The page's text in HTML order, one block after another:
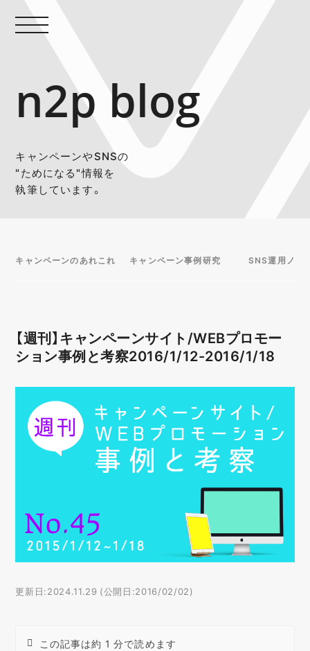
n2p blog
キャンペーンやSNSの
"ためになる"情報を
執筆しています。
キャンペーンのあれこれ キャンペーン事例研究 SNS運用ノウ
【週刊】キャンペーンサイト/WEBプロモー
ション事例と考察2016/1/12-2016/1/18
更新日:2024.11.29 (公開日:2016/02/02)
この記事は約 1 分で読めます